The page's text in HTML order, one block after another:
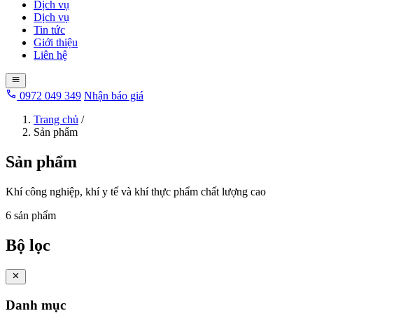
Dịch vụ
Dịch vụ
Tin tức
Giới thiệu
Liên hệ
0972 049 349 Nhận báo giá
Trang chủ /
Sản phẩm
Sản phẩm
Khí công nghiệp, khí y tế và khí thực phẩm chất lượng cao
6 sản phẩm
Bộ lọc
Danh mục